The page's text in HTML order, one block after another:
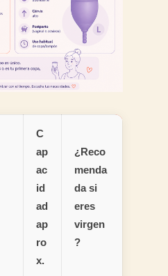
C
ap
ac
id
ad
ap
ro
x.
¿Reco
menda
da si
eres
virgen
?